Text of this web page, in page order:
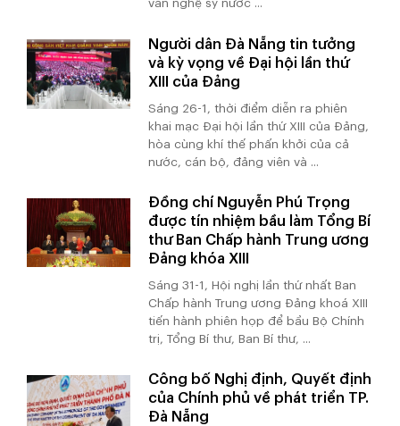
văn nghệ sỹ nước ...
Người dân Đà Nẵng tin tưởng
và kỳ vọng về Đại hội lần thứ
XIII của Đảng
Sáng 26-1, thời điểm diễn ra phiên
khai mạc Đại hội lần thứ XIII của Đảng,
hòa cùng khí thế phấn khởi của cả
nước, cán bộ, đảng viên và ...
Đồng chí Nguyễn Phú Trọng
được tín nhiệm bầu làm Tổng Bí
thư Ban Chấp hành Trung ương
Đảng khóa XIII
Sáng 31-1, Hội nghị lần thứ nhất Ban
Chấp hành Trung ương Đảng khoá XIII
tiến hành phiên họp để bầu Bộ Chính
trị, Tổng Bí thư, Ban Bí thư, ...
Công bố Nghị định, Quyết định
của Chính phủ về phát triển TP.
Đà Nẵng